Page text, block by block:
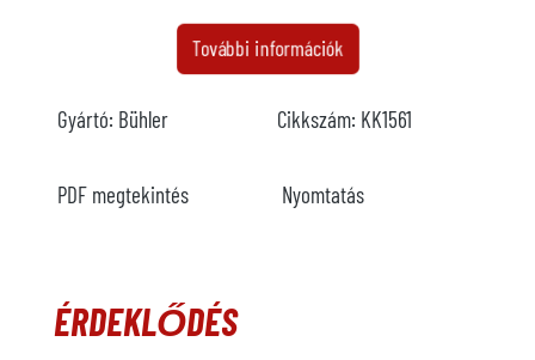
nem kapható
Modell
Év
Páraelszívó egység
További információk
Gyártó: Bühler Cikkszám: KK1561
PDF megtekintés Nyomtatás
ÉRDEKLŐDÉS